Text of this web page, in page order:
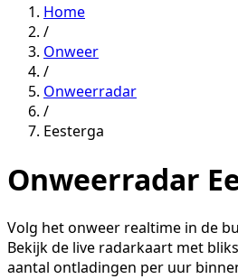
Home
/
Onweer
/
Onweerradar
/
Eesterga
Onweerradar
Volg het onweer realtime in de
Bekijk de live radarkaart met
aantal ontladingen per uur